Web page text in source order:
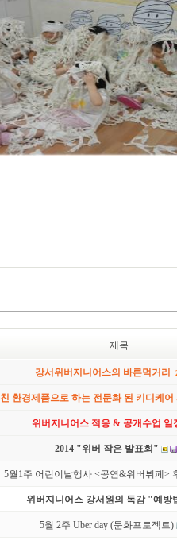
제목
강서위버지니어스의 바른먹거리
친 환경제품으로 하는 전문화 된 키디케어
위버지니어스 적응 & 공개수업 일
2014 "위버 작은 발표회"
5월1주 어린이날행사 <공연&위버뷔페>
위버지니어스 강서원의 독감 "예방
5월 2주 Uber day (문화프로젝트)